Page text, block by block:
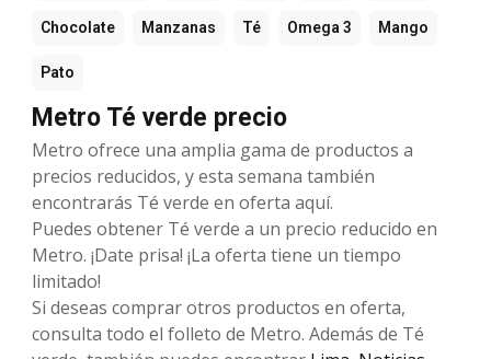
Chocolate Manzanas Té Omega 3 Mango
Pato
Metro Té verde precio
Metro ofrece una amplia gama de productos a
precios reducidos, y esta semana también
encontrarás Té verde en oferta aquí.
Puedes obtener Té verde a un precio reducido en
Metro. ¡Date prisa! ¡La oferta tiene un tiempo
limitado!
Si deseas comprar otros productos en oferta,
consulta todo el folleto de Metro. Además de Té